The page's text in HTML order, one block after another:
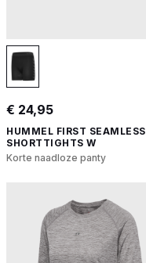
€ 24,95
HUMMEL FIRST SEAMLESS
SHORTTIGHTS W
Korte naadloze panty